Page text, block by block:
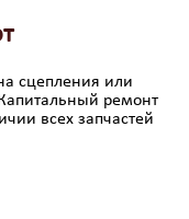
сцепления или
ремонт
всех запчастей